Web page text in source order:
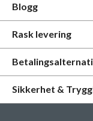
Blogg
Rask levering
Sikkerhet &